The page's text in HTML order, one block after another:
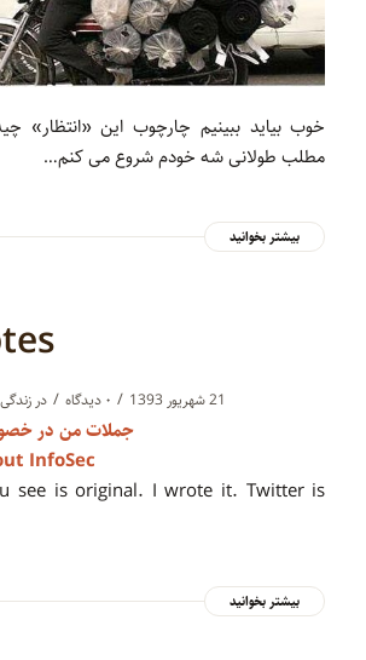
خوب بیاید ببینیم چارچوب این «انتظار»
مطلب طولانی شه خودم شروع می کنم…
بیشتر بخوانید
21 شهریور 1393 / ۰ دیدگاه‌ / درزندگی
جملات من در
InfoSec
see is original. I wrote it. Twitter is
بیشتر بخوانید